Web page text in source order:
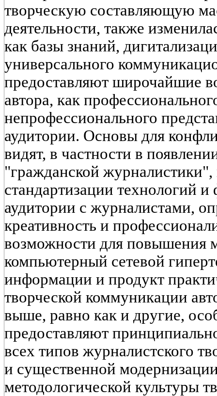
творческую составляющую
деятельности, также
как базы знаний,
универсального
предоставляют широчайшие
автора, как
непрофессионального
аудитории. Основы для
видят, в частности в
"гражданской журналистики",
стандартизации технологий
аудитории с журналистами,
креативность и
возможности для повышения
компьютерный сетевой
информации и продукт
творческой коммуникации
выше, равно как и другие,
предоставляют
всех типов журналистского
и существенной
методологической культуры